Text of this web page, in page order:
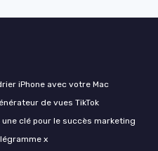
iPhone avec votre Mac
de vues TikTok
clé pour le succès marketing
x